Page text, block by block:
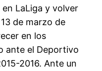
LaLiga y volver
de marzo de
en los
ante el Deportivo
2016. Ante un